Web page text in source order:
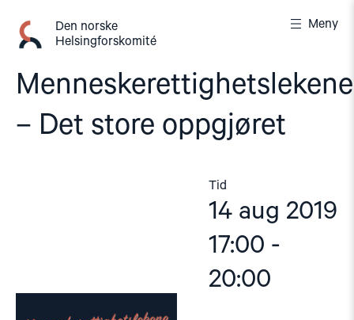
innhold
Den norske
Helsingforskomité
Meny
Menneskerettighetslekene
– Det store oppgjøret
Tid
14 aug 2019
17:00 -
20:00